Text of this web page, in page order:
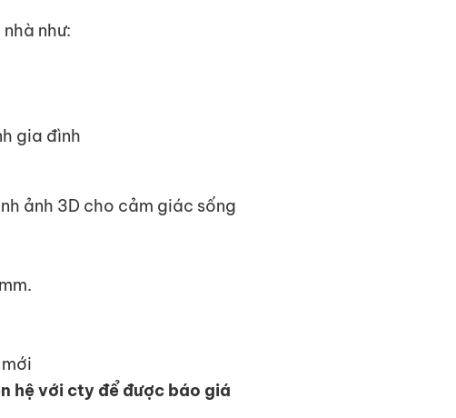
như:
gia đình
ảnh 3D cho cảm giác sống
hệ với cty để được báo giá